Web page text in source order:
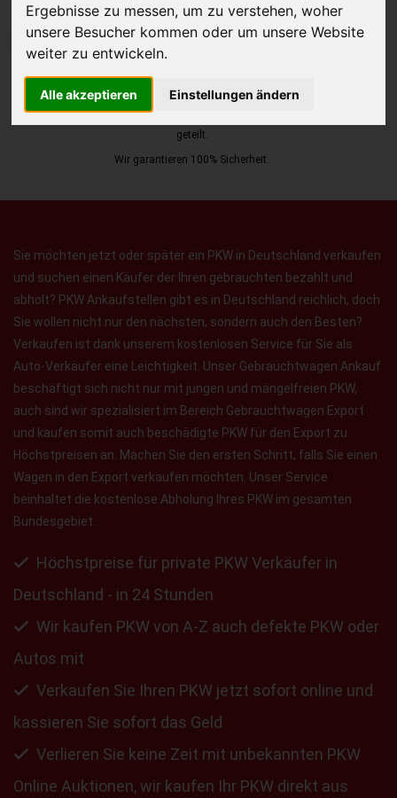
Ergebnisse zu messen, um zu verstehen, woher
unsere Besucher kommen oder um unsere Website
weiter zu entwickeln.
Alle akzeptieren Einstellungen ändern
JETZT KOSTENLOSE BEWERTUNG
Abholung, auf Wunsch sofort Geld. Ihre Daten werden nicht mit Dritten
geteilt.
Wir garantieren 100% Sicherheit.
Sie möchten jetzt oder später ein PKW in Deutschland verkaufen
und suchen einen Käufer der Ihren gebrauchten bezahlt und
abholt? PKW Ankaufstellen gibt es in Deutschland reichlich, doch
Sie wollen nicht nur den nächsten, sondern auch den Besten?
Verkaufen ist dank unserem kostenlosen Service für Sie als
Auto-Verkäufer eine Leichtigkeit. Unser Gebrauchtwagen Ankauf
beschäftigt sich nicht nur mit jungen und mängelfreien PKW,
auch sind wir spezialisiert im Bereich Gebrauchtwagen Export
und kaufen somit auch beschädigte PKW für den Export zu
Höchstpreisen an. Machen Sie den ersten Schritt, falls Sie einen
Wagen in den Export verkaufen möchten. Unser Service
beinhaltet die kostenlose Abholung Ihres PKW im gesamten
Bundesgebiet.
Höchstpreise für private PKW Verkäufer in
Deutschland - in 24 Stunden
Wir kaufen PKW von A-Z auch defekte PKW oder
Autos mit
Verkaufen Sie Ihren PKW jetzt sofort online und
kassieren Sie sofort das Geld
Verlieren Sie keine Zeit mit unbekannten PKW
Online Auktionen, wir kaufen Ihr PKW direkt aus